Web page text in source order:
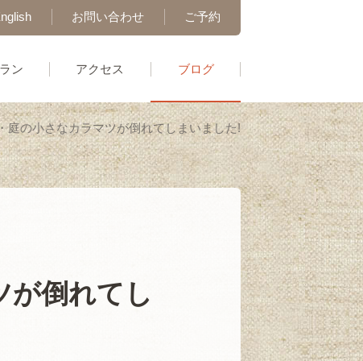
ご予約
お問い合わせ
ン アクセス ブログ
庭の小さなカラマツが倒れてしまいました!
が倒れてし